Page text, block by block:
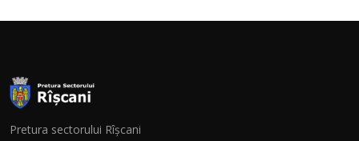
Pretura sectorului Rîșcani